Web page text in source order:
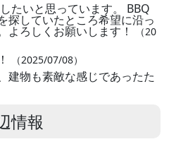
たいと思っています。 BBQ
探していたところ希望に沿っ
よろしくお願いします！
（20
（2025/07/08）
建物も素敵な感じであったた
情報